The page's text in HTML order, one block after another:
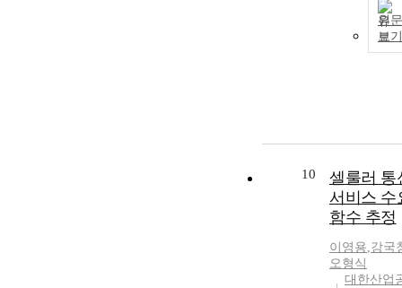
원문
보기
10
셀룰러 통
서비스 수
함수 추정
이영용,강국
오형식
대한산업